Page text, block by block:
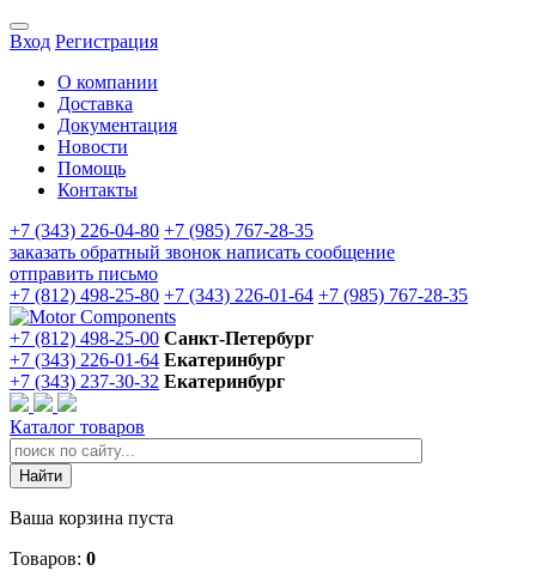
Вход Регистрация
О компании
Доставка
Документация
Новости
Помощь
Контакты
+7 (343) 226-04-80 +7 (985) 767-28-35
заказать обратный звонок написать сообщение
отправить письмо
+7 (812) 498-25-80 +7 (343) 226-01-64 +7 (985) 767-28-35
+7 (812) 498-25-00 Санкт-Петербург
+7 (343) 226-01-64 Екатеринбург
+7 (343) 237-30-32 Екатеринбург
Каталог товаров
Ваша корзина пуста
Товаров: 0